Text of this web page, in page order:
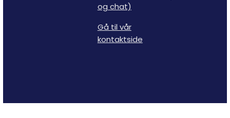
og chat)
Gå til vår
kontaktside